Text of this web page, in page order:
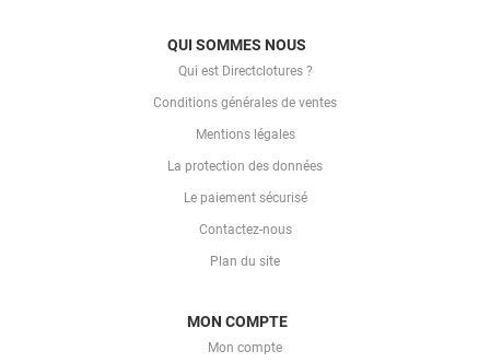
QUI SOMMES NOUS
Qui est Directclotures ?
Conditions générales de ventes
Mentions légales
La protection des données
Le paiement sécurisé
Contactez-nous
Plan du site
MON COMPTE
Mon compte